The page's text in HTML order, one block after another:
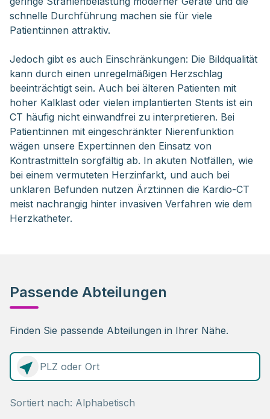
schnelle Durchführung machen sie für viele
Patient:innen attraktiv.
Jedoch gibt es auch Einschränkungen: Die Bildqualität
kann durch einen unregelmäßigen Herzschlag
beeinträchtigt sein. Auch bei älteren Patienten mit
hoher Kalklast oder vielen implantierten Stents ist ein
CT häufig nicht einwandfrei zu interpretieren. Bei
Patient:innen mit eingeschränkter Nierenfunktion
wägen unsere Expert:innen den Einsatz von
Kontrastmitteln sorgfältig ab. In akuten Notfällen, wie
bei einem vermuteten Herzinfarkt, und auch bei
unklaren Befunden nutzen Ärzt:innen die Kardio-CT
meist nachrangig hinter invasiven Verfahren wie dem
Herzkatheter.
Passende Abteilungen
Finden Sie passende Abteilungen in Ihrer Nähe.